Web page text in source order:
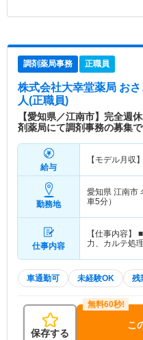
調剤薬局事務 正職員
株式会社大幸堂薬局 お
人(正職員)
【愛知県／江南市】完全週
剤薬局にて調剤事務の募集
給与
【モデル月収】
勤務地
愛知県 江南市
車5分）
仕事内容
【仕事内容】
力、カルテ処
車通勤可 未経験OK 残
保存する
こ